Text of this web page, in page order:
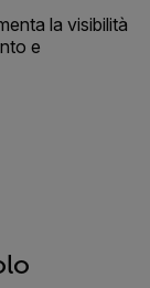
la visibilità
e